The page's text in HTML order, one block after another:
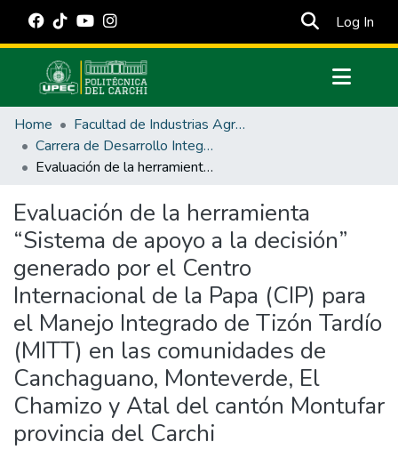
Log In
Communities & Collections
All of DSpace
Statistics
Estadísticas Externas
Manuales
Home
Facultad de Industrias Agropecuarias y Ciencias Ambientales
Carrera de Desarrollo Integral Agropecuario
Evaluación de la herramienta “Sistema de apoyo a la decisión” generado por el Centro Internacional de la Papa (CIP) para el Manejo Integrado de Tizón Tardío (MITT) en las comunidades de Canchaguano, Monteverde, El Chamizo y Atal del cantón Montufar provincia del Carchi
Evaluación de la herramienta
“Sistema de apoyo a la decisión”
generado por el Centro
Internacional de la Papa (CIP) para
el Manejo Integrado de Tizón Tardío
(MITT) en las comunidades de
Canchaguano, Monteverde, El
Chamizo y Atal del cantón Montufar
provincia del Carchi